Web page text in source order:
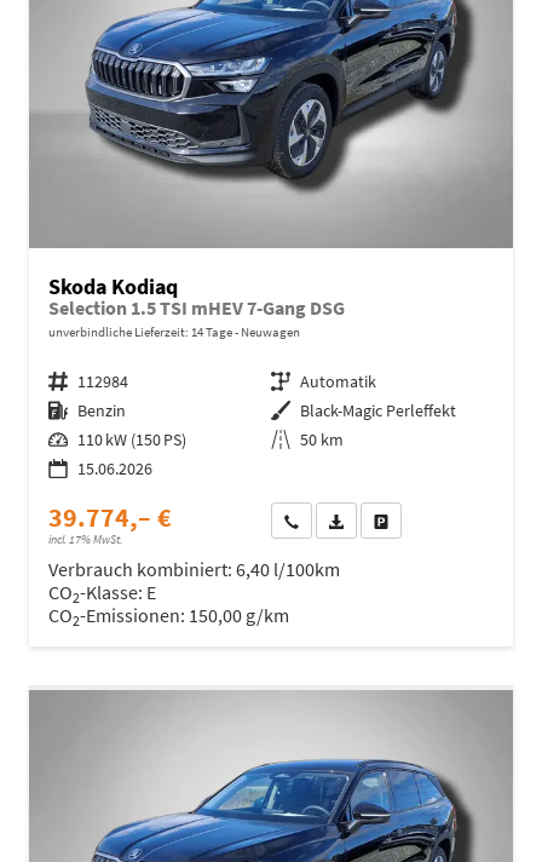
Skoda Kodiaq
Selection 1.5 TSI mHEV 7-Gang DSG
unverbindliche Lieferzeit: 14 Tage Neuwagen
Fahrzeugnr. 112984 Getriebe Automatik
Kraftstoff Benzin Außenfarbe Black-Magic Perleffekt
Leistung 110 kW (150 PS) Kilometerstand 50 km
15.06.2026
39.774,– €
incl. 17% MwSt.
Wir rufen Sie anFahrzeugexposé (PDF)
Verbrauch kombiniert: 6,40 l/100km
CO2-Klasse: E
CO2-Emissionen: 150,00 g/km